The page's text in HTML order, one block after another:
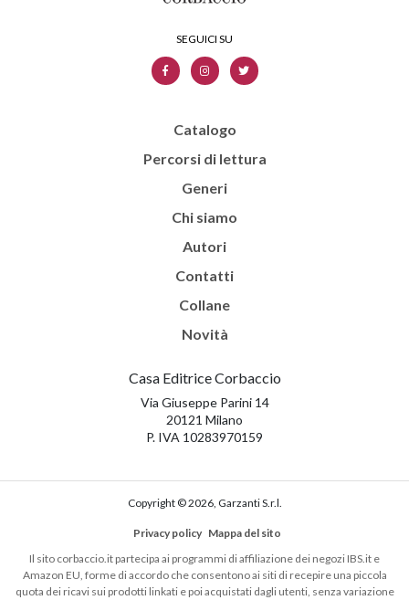
Catalogo
Percorsi di lettura
Generi
Chi siamo
Autori
Contatti
Collane
Novità
Casa Editrice Corbaccio
Via Giuseppe Parini 14
20121 Milano
P. IVA 10283970159
Copyright © 2026, Garzanti S.r.l.
Privacy policy Mappa del sito
Il sito corbaccio.it partecipa ai programmi di affiliazione dei negozi IBS.it e
Amazon EU, forme di accordo che consentono ai siti di recepire una piccola
quota dei ricavi sui prodotti linkati e poi acquistati dagli utenti, senza variazione